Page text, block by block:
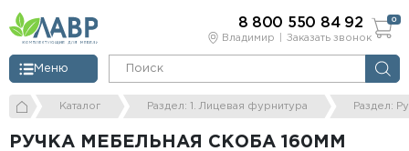
Владимир Заказать звонок
Меню
8 800 550 84 92 0
Каталог Раздел: 1. Лицевая фурнитура Раздел:
РУЧКА МЕБЕЛЬНАЯ СКОБА 160ММ